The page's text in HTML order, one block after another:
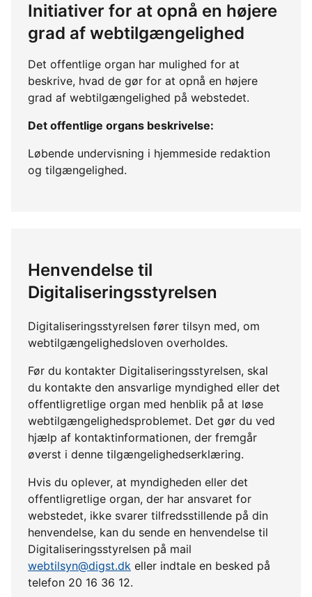
Initiativer for at opnå en højere
grad af webtilgængelighed
Det offentlige organ har mulighed for at
beskrive, hvad de gør for at opnå en højere
grad af webtilgængelighed på webstedet.
Det offentlige organs beskrivelse:
Løbende undervisning i hjemmeside redaktion
og tilgængelighed.
Henvendelse til
Digitaliseringsstyrelsen
Digitaliseringsstyrelsen fører tilsyn med, om
webtilgængelighedsloven overholdes.
Før du kontakter Digitaliseringsstyrelsen, skal
du kontakte den ansvarlige myndighed eller det
offentligretlige organ med henblik på at løse
webtilgængelighedsproblemet. Det gør du ved
hjælp af kontaktinformationen, der fremgår
øverst i denne tilgængelighedserklæring.
Hvis du oplever, at myndigheden eller det
offentligretlige organ, der har ansvaret for
webstedet, ikke svarer tilfredsstillende på din
henvendelse, kan du sende en henvendelse til
Digitaliseringsstyrelsen på mail
webtilsyn@digst.dk eller indtale en besked på
telefon 20 16 36 12.